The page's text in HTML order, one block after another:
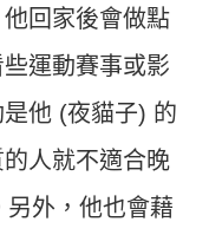
回家後會做點
運動賽事或影
他 (夜貓子) 的
人就不適合晚
另外，他也會藉